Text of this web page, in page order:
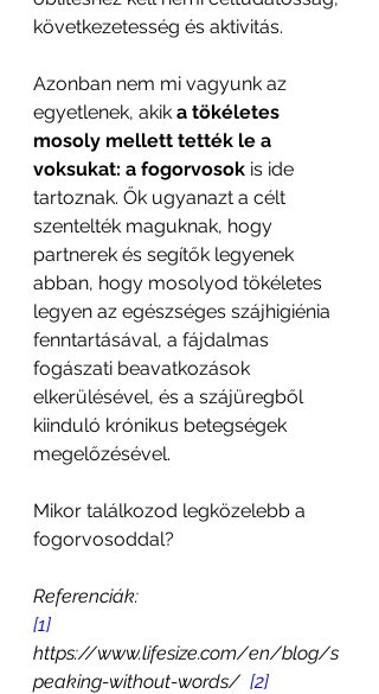
következetesség és aktivitás.
Azonban nem mi vagyunk az
egyetlenek, akik a tökéletes
mosoly mellett tették le a
voksukat: a fogorvosok is ide
tartoznak. Ők ugyanazt a célt
szentelték maguknak, hogy
partnerek és segítők legyenek
abban, hogy mosolyod tökéletes
legyen az egészséges szájhigiénia
fenntartásával, a fájdalmas
fogászati beavatkozások
elkerülésével, és a szájüregből
kiinduló krónikus betegségek
megelőzésével.
Mikor találkozod legközelebb a
fogorvosoddal?
Referenciák:
[1]
https://www.lifesize.com/en/blog/s
peaking-without-words/ [2]